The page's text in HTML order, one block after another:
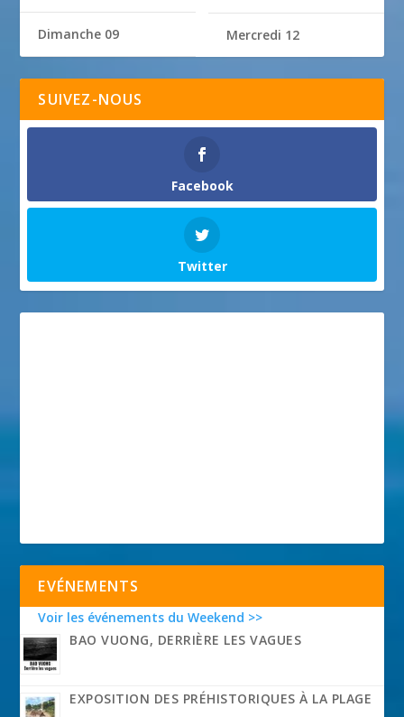
Dimanche 09 Mercredi 12
SUIVEZ-NOUS
Facebook
Twitter
EVÉNEMENTS
Voir les événements du Weekend >>
BAO VUONG, DERRIÈRE LES VAGUES
EXPOSITION DES PRÉHISTORIQUES À LA PLAGE